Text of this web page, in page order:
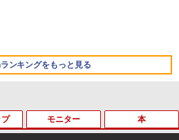
ANC 36時間再生
ンキングをもっと見る
限定】 い・ろ・は・す 2L P
ルレス ×8本
とりごと 17巻 (デジタル版ビッグガ
ミックス)
プ モニター 本